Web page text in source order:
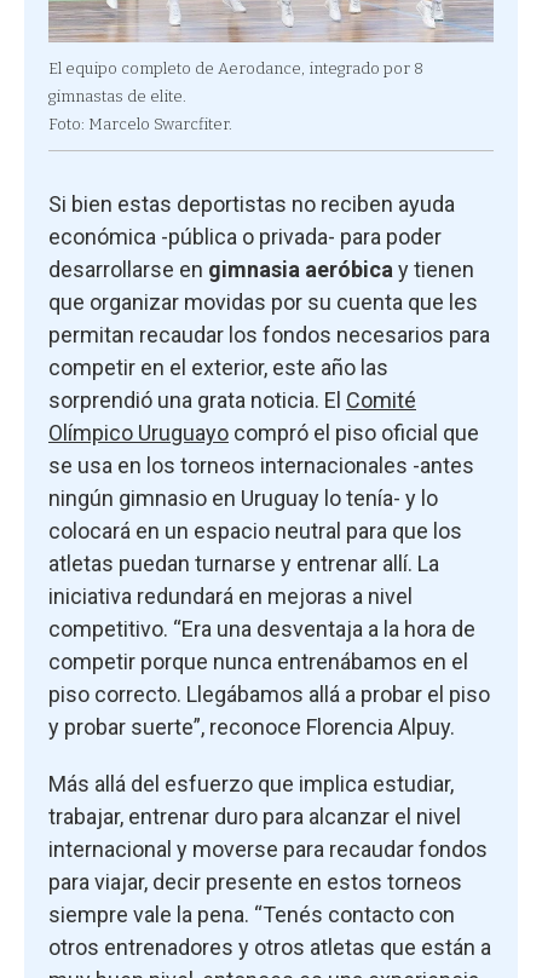
El equipo completo de Aerodance, integrado por 8
gimnastas de elite.
Foto: Marcelo Swarcfiter.
Si bien estas deportistas no reciben ayuda
económica -pública o privada- para poder
desarrollarse en gimnasia aeróbica y tienen
que organizar movidas por su cuenta que les
permitan recaudar los fondos necesarios para
competir en el exterior, este año las
sorprendió una grata noticia. El Comité
Olímpico Uruguayo compró el piso oficial que
se usa en los torneos internacionales -antes
ningún gimnasio en Uruguay lo tenía- y lo
colocará en un espacio neutral para que los
atletas puedan turnarse y entrenar allí. La
iniciativa redundará en mejoras a nivel
competitivo. “Era una desventaja a la hora de
competir porque nunca entrenábamos en el
piso correcto. Llegábamos allá a probar el piso
y probar suerte”, reconoce Florencia Alpuy.
Más allá del esfuerzo que implica estudiar,
trabajar, entrenar duro para alcanzar el nivel
internacional y moverse para recaudar fondos
para viajar, decir presente en estos torneos
siempre vale la pena. “Tenés contacto con
otros entrenadores y otros atletas que están a